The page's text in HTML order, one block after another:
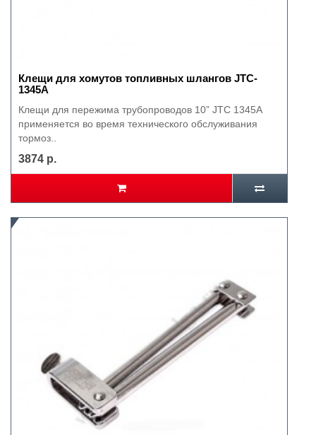
Клещи для хомутов топливных шлангов JTC-
1345А
Клещи для пережима трубопроводов 10” JTC 1345A
применяется во время технического обслуживания
тормоз..
3874 р.